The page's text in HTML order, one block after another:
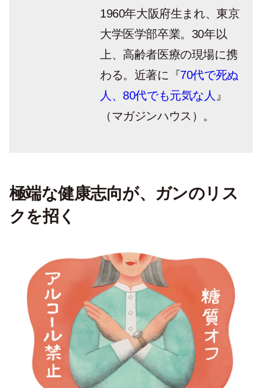
1960年大阪府生まれ、東京
大学医学部卒業。30年以
上、高齢者医療の現場に携
わる。近著に『70代で死ぬ
人、80代でも元気な人 』
（マガジンハウス）。
極端な健康志向が、ガンのリス
クを招く